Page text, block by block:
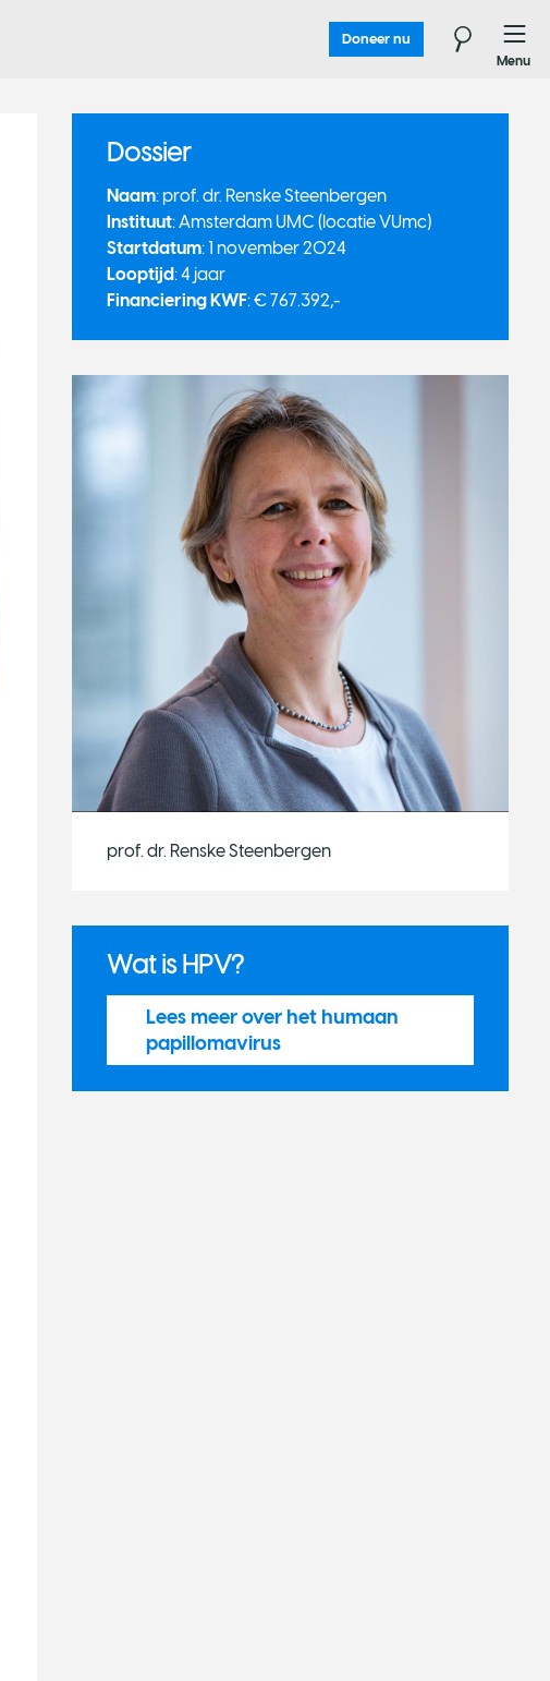
Doneer nu
Menu
Dossier
Naam: prof. dr. Renske Steenbergen
Instituut: Amsterdam UMC (locatie VUmc)
Startdatum: 1 november 2024
Looptijd: 4 jaar
Financiering KWF: € 767.392,-
prof. dr. Renske Steenbergen
Wat is HPV?
Lees meer over het humaan
papillomavirus